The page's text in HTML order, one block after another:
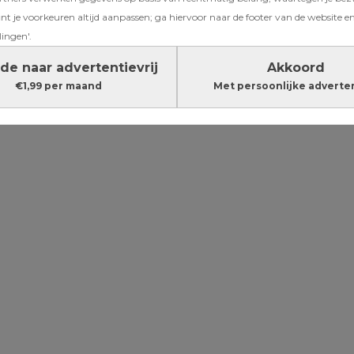
je voorkeuren altijd aanpassen; ga hiervoor naar de footer van de website
naar advertentievrij
€1,99 per maand
Akkoord
Met persoonlijke
huilde
dag’